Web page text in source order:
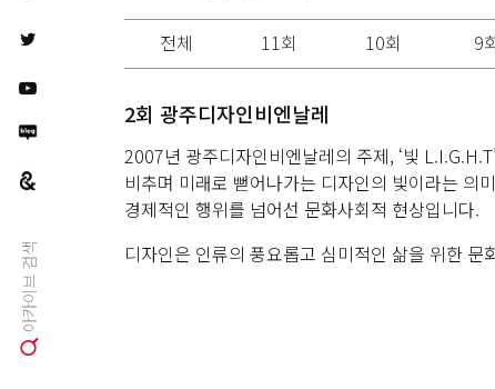
전체 11회 10회 9
2회 광주디자인비엔날레
2007년 광주디자인비엔날레의 주제, ‘빛
비추며 미래로 뻗어나가는 디자인의 빛이라는 의
경제적인 행위를 넘어선 문화사회적 현상입니다.
디자인은 인류의 풍요롭고 심미적인 삶을 위한 문
아카이브 검색